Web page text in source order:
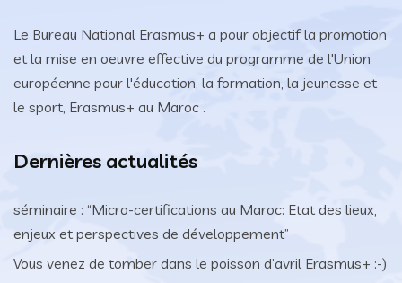
Le Bureau National Erasmus+ a pour objectif la promotion
et la mise en oeuvre effective du programme de l'Union
européenne pour l'éducation, la formation, la jeunesse et
le sport, Erasmus+ au Maroc .
Dernières actualités
séminaire : “Micro-certifications au Maroc: Etat des lieux,
enjeux et perspectives de développement”
Vous venez de tomber dans le poisson d’avril Erasmus+ :-)